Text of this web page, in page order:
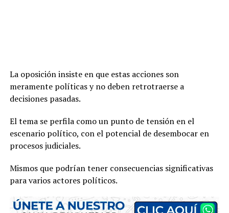
La oposición insiste en que estas acciones son
meramente políticas y no deben retrotraerse a
decisiones pasadas.
El tema se perfila como un punto de tensión en el
escenario político, con el potencial de desembocar en
procesos judiciales.
Mismos que podrían tener consecuencias significativas
para varios actores políticos.